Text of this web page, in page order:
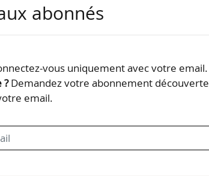
la DGE
abonnés
vous uniquement avec votre email.
?Demandez votre abonnement découverte
email.